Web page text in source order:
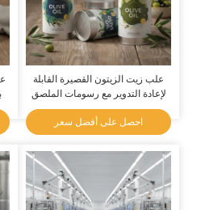
علب زيت الزيتون القصيرة القابلة
لإعادة التدوير مع رسومات الملصق
خيار ممتاز لتغليف زيت الزيتون
وعرضه بالتجزئة
احصل على أفضل سعر